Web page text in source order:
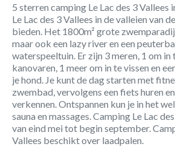
5 sterren camping Le Lac des 3 Vallees
Le Lac des 3 Vallees in de valleien van
bieden. Het 1800m² grote
maar ook een lazy river en een
waterspeeltuin. Er zijn 3 meren, 1 om in
kanovaren, 1 meer om in te vissen en
je hond. Je kunt de dag starten met
zwembad, vervolgens een fiets huren
verkennen. Ontspannen kun je in het
sauna en massages. Camping Le Lac
van eind mei tot begin september.
Vallees beschikt over laadpalen.